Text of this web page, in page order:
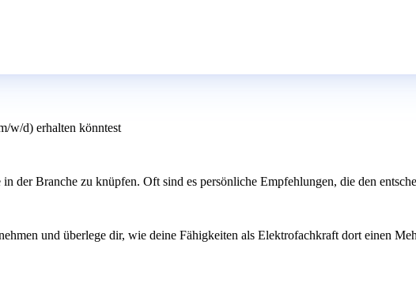
w/d) erhalten könntest
Branche zu knüpfen. Oft sind es persönliche Empfehlungen, die den
und überlege dir, wie deine Fähigkeiten als Elektrofachkraft dort einen